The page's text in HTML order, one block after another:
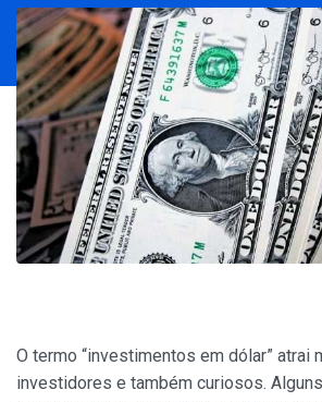
O termo “investimentos em dólar” atrai
investidores e também curiosos.